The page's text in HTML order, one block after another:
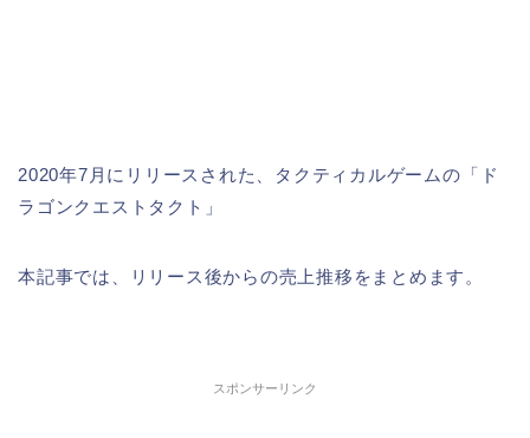
2020年7月にリリースされた、タクティカルゲームの「ド
ラゴンクエストタクト」
本記事では、リリース後からの売上推移をまとめます。
スポンサーリンク